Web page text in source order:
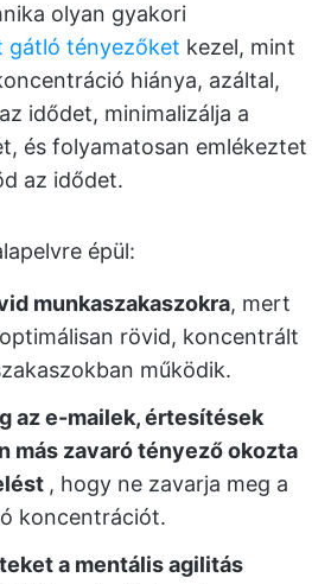
olyan gyakori
gátló tényezőket kezel, mint
hiánya, azáltal,
idődet, minimalizálja a
és folyamatosan emlékeztet
az idődet.
épül:
munkaszakaszokra, mert
rövid, koncentrált
működik.
az e-mailek, értesítések
más zavaró tényező okozta
, hogy ne zavarja meg a
koncentrációt.
a mentális agilitás